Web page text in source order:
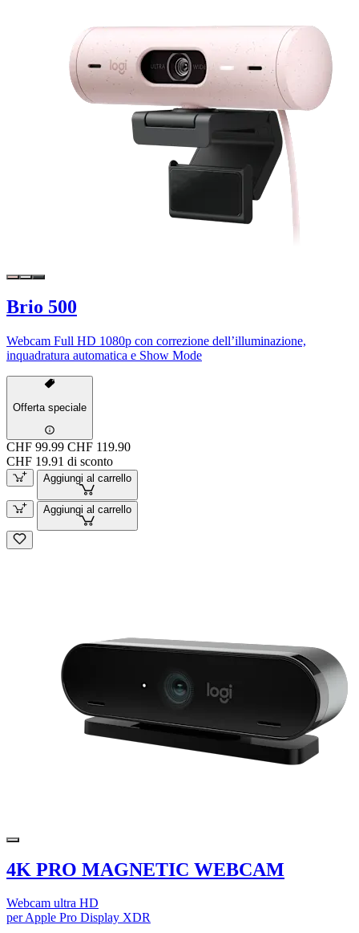
Brio 500
Webcam Full HD 1080p con correzione dell’illuminazione,
inquadratura automatica e Show Mode
Offerta speciale
CHF 99.99 CHF 119.90
CHF 19.91 di sconto
Aggiungi al carrello
Aggiungi al carrello
4K PRO MAGNETIC WEBCAM
Webcam ultra HD
per Apple Pro Display XDR